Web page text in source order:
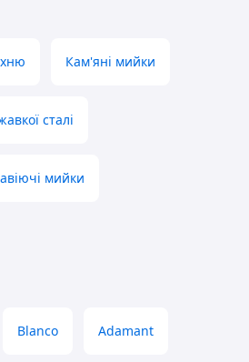
Кам'яні мийки
сталі
мийки
Blanco Adamant